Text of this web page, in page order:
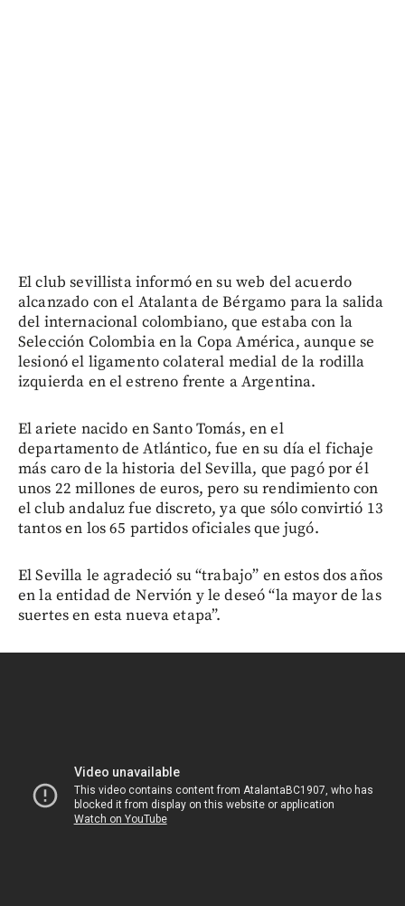
El club sevillista informó en su web del acuerdo
alcanzado con el Atalanta de Bérgamo para la salida
del internacional colombiano, que estaba con la
Selección Colombia en la Copa América, aunque se
lesionó el ligamento colateral medial de la rodilla
izquierda en el estreno frente a Argentina.
El ariete nacido en Santo Tomás, en el
departamento de Atlántico, fue en su día el fichaje
más caro de la historia del Sevilla, que pagó por él
unos 22 millones de euros, pero su rendimiento con
el club andaluz fue discreto, ya que sólo convirtió 13
tantos en los 65 partidos oficiales que jugó.
El Sevilla le agradeció su “trabajo” en estos dos años
en la entidad de Nervión y le deseó “la mayor de las
suertes en esta nueva etapa”.